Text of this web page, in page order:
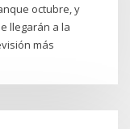
octubre, y
llegarán a la
más